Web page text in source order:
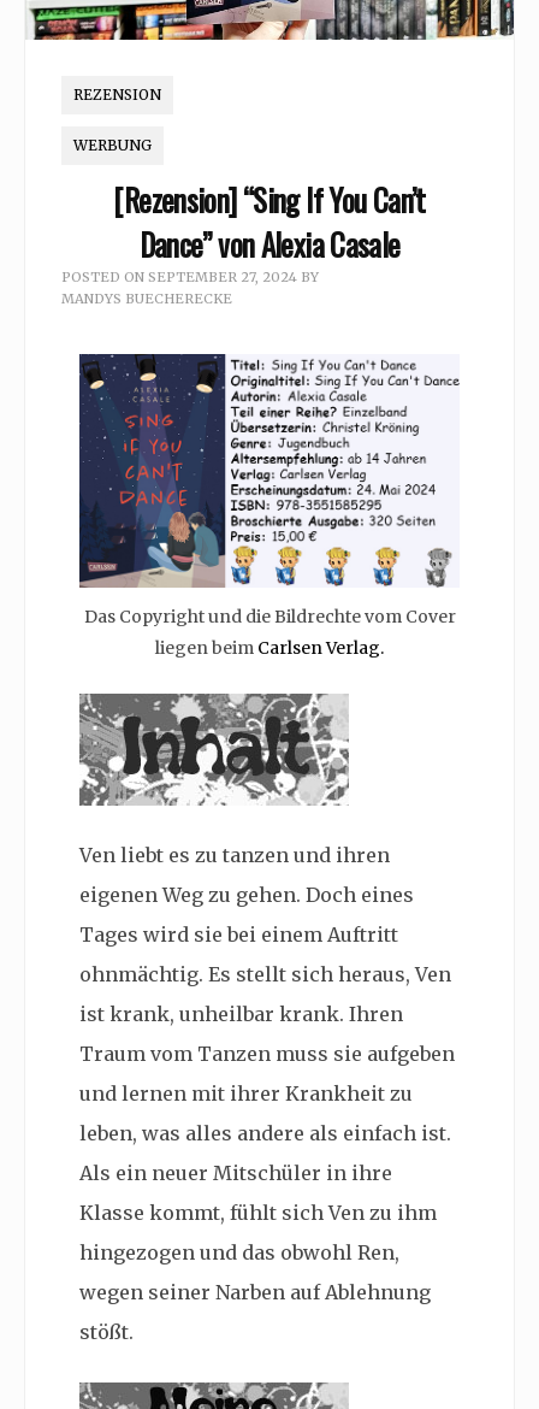
REZENSION
WERBUNG
[Rezension] “Sing If You Can’t
Dance” von Alexia Casale
POSTED ON SEPTEMBER 27, 2024 BY
MANDYS BUECHERECKE
Das Copyright und die Bildrechte vom Cover
liegen beim Carlsen Verlag.
Ven liebt es zu tanzen und ihren
eigenen Weg zu gehen. Doch eines
Tages wird sie bei einem Auftritt
ohnmächtig. Es stellt sich heraus, Ven
ist krank, unheilbar krank. Ihren
Traum vom Tanzen muss sie aufgeben
und lernen mit ihrer Krankheit zu
leben, was alles andere als einfach ist.
Als ein neuer Mitschüler in ihre
Klasse kommt, fühlt sich Ven zu ihm
hingezogen und das obwohl Ren,
wegen seiner Narben auf Ablehnung
stößt.